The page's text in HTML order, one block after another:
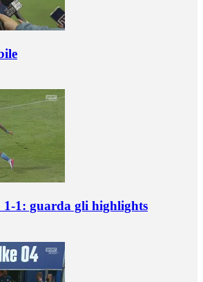
1-1: guarda gli highlights